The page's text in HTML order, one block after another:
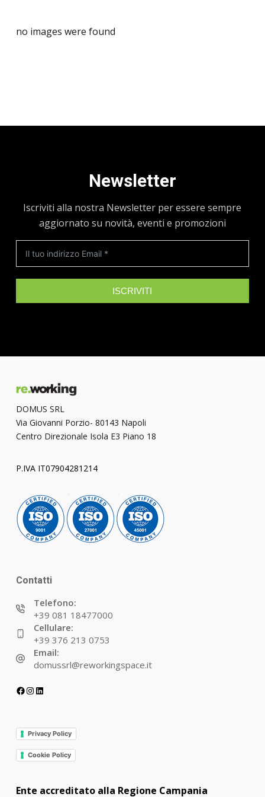
no images were found
Newsletter
Iscriviti alla nostra Newsletter per essere sempre
aggiornato su novità, eventi e promozioni
ISCRIVITI
DOMUS SRL
Via Giovanni Porzio- 80143 Napoli
Centro Direzionale Isola E3 Piano 18
P.IVA IT07904281214
Contatti
Telefono:
+39 081 18477000
Cellulare:
+39 376 213 0753
Email:
domussrl@reworkingspace.it
Facebook
Instagram
LinkedIn
Privacy Policy
Cookie Policy
Ente accreditato alla Regione Campania